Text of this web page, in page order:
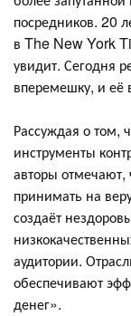
посредников. 20
в The New York
увидит. Сегодня
вперемешку, и её
Рассуждая о том,
инструменты
авторы отмечают,
принимать на
создаёт
аудитории.
обеспечивают
денег».